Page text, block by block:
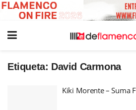
Etiqueta: David Carmona
Kiki Morente – Suma